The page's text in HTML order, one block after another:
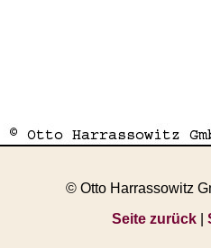
© Otto Harrassowitz
Seite zurück|